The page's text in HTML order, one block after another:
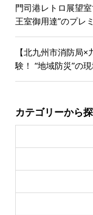
門司港レトロ展望
王室御用達”のプレ
【北九州市消防局
験！ “地域防災”の
カテゴリーから